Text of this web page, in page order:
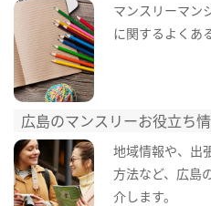
マンスリーマン
に関するよくあ
広島のマンスリーお役立ち
地域情報や、出
方法など、広島
介します。